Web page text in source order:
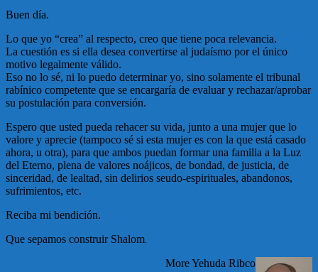
Buen día.
Lo que yo “crea” al respecto, creo que tiene poca relevancia.
La cuestión es si ella desea convertirse al judaísmo por el único
motivo legalmente válido.
Eso no lo sé, ni lo puedo determinar yo, sino solamente el tribunal
rabínico competente que se encargaría de evaluar y rechazar/aprobar
su postulación para conversión.
Espero que usted pueda rehacer su vida, junto a una mujer que lo
valore y aprecie (tampoco sé si esta mujer es con la que está casado
ahora, u otra), para que ambos puedan formar una familia a la Luz
del Eterno, plena de valores noájicos, de bondad, de justicia, de
sinceridad, de lealtad, sin delirios seudo-espirituales, abandonos,
sufrimientos, etc.
Reciba mi bendición.
Que sepamos construir Shalom
More Yehuda Ribco